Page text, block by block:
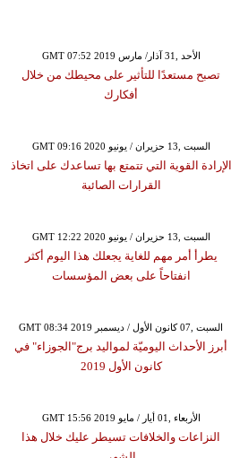
GMT 07:52 2019 الأحد ,31 آذار/ مارس
تصبح مستعدًا للتأثير على محيطك من خلال
أفكارك
GMT 09:16 2020 السبت ,13 حزيران / يونيو
الإرادة القوية التي تتمتع بها تساعدك على اتخاذ
القرارات الصائبة
GMT 12:22 2020 السبت ,13 حزيران / يونيو
يطرأ أمر مهم للغاية يجعلك هذا اليوم أكثر
انفتاحاً على بعض المؤسسات
GMT 08:34 2019 السبت ,07 كانون الأول / ديسمبر
أبرز الأحداث اليوميّة لمواليد برج"الجوزاء" في
كانون الأول 2019
GMT 15:56 2019 الأربعاء ,01 أيار / مايو
النزاعات والخلافات تسيطر عليك خلال هذا